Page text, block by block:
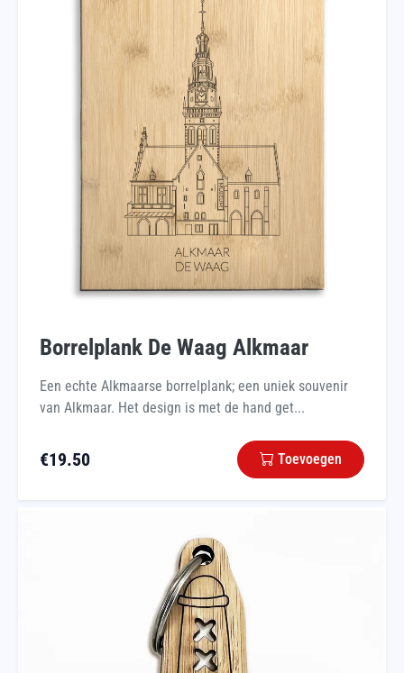
Borrelplank De Waag Alkmaar
Een echte Alkmaarse borrelplank; een uniek souvenir
van Alkmaar. Het design is met de hand get...
€19.50 Toevoegen